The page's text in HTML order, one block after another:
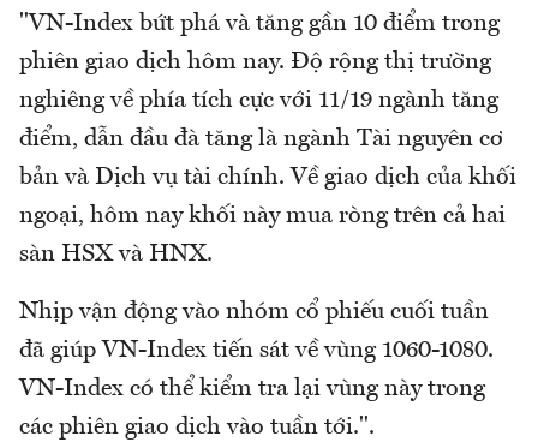
"VN-Index bứt phá và tăng gần 10 điểm trong
phiên giao dịch hôm nay. Độ rộng thị trường
nghiêng về phía tích cực với 11/19 ngành tăng
điểm, dẫn đầu đà tăng là ngành Tài nguyên cơ
bản và Dịch vụ tài chính. Về giao dịch của khối
ngoại, hôm nay khối này mua ròng trên cả hai
sàn HSX và HNX.
Nhịp vận động vào nhóm cổ phiếu cuối tuần
đã giúp VN-Index tiến sát về vùng 1060-1080.
VN-Index có thể kiểm tra lại vùng này trong
các phiên giao dịch vào tuần tới.".